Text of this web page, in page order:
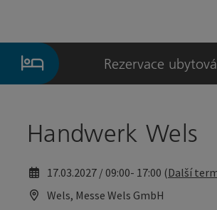
Rezervace
Handwerk Wels
17.03.2027 / 09:00- 17:00 (Další
Wels, Messe Wels GmbH